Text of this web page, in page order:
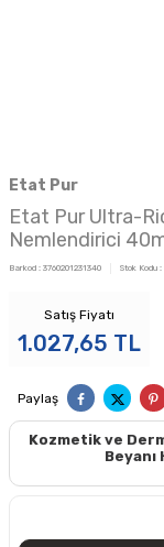
Etat Pur
Etat Pur Ultra-
Nemlendirici
Barkod : 3760201231340 Stok Kodu :
Satış Fiyatı
1.027,65 TL
Paylaş
Kozmetik ve
Beyanı